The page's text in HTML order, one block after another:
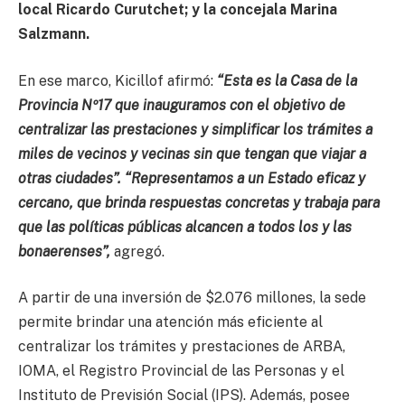
local Ricardo Curutchet; y la concejala Marina
Salzmann.
En ese marco, Kicillof afirmó: “Esta es la Casa de la
Provincia Nº17 que inauguramos con el objetivo de
centralizar las prestaciones y simplificar los trámites a
miles de vecinos y vecinas sin que tengan que viajar a
otras ciudades”. “Representamos a un Estado eficaz y
cercano, que brinda respuestas concretas y trabaja para
que las políticas públicas alcancen a todos los y las
bonaerenses”, agregó.
A partir de una inversión de $2.076 millones, la sede
permite brindar una atención más eficiente al
centralizar los trámites y prestaciones de ARBA,
IOMA, el Registro Provincial de las Personas y el
Instituto de Previsión Social (IPS). Además, posee